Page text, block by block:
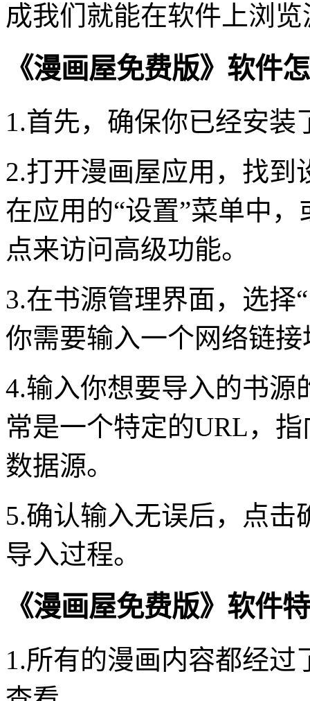
成我们就能在软件上浏
《漫画屋免费版》软件
1.首先，确保你已经安装
2.打开漫画屋应用，找
在应用的“设置”菜单中
点来访问高级功能。
3.在书源管理界面，选择
你需要输入一个网络链
4.输入你想要导入的书源
常是一个特定的URL，
数据源。
5.确认输入无误后，点
导入过程。
《漫画屋免费版》软件
1.所有的漫画内容都经